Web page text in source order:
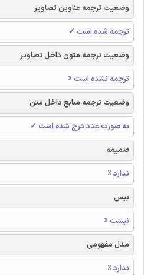
وضعیت ترجمه عناوین تصاویر
ترجمه شده است ✓
وضعیت ترجمه متون داخل تصاویر
ترجمه نشده است ☓
وضعیت ترجمه منابع داخل متن
به صورت عدد درج شده است ✓
ضمیمه
ندارد ☓
بیس
نیست ☓
مدل مفهومی
ندارد ☓